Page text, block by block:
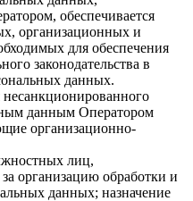
обеспечивается
организационных и
для обеспечения
законодательства в
данных.
данным Оператором
организационно-
лиц,
организацию обработки и
данных; назначение